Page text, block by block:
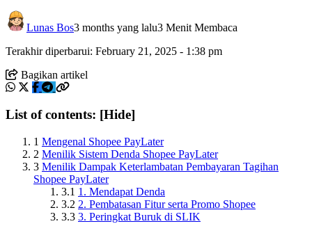
Lunas Bos3 months yang lalu3 Menit Membaca
Terakhir diperbarui: February 21, 2025 - 1:38 pm
Bagikan artikel
List of contents: [Hide]
1 Mengenal Shopee PayLater
2 Menilik Sistem Denda Shopee PayLater
3 Menilik Dampak Keterlambatan Pembayaran Tagihan
Shopee PayLater
3.1 1. Mendapat Denda
3.2 2. Pembatasan Fitur serta Promo Shopee
3.3 3. Peringkat Buruk di SLIK